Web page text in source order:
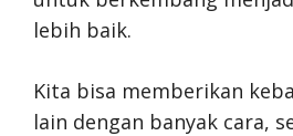
lebih baik.
Kita bisa memberikan
lain dengan banyak cara,